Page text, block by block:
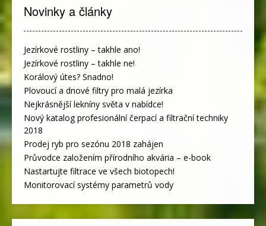
Novinky a články
Jezírkové rostliny – takhle ano!
Jezírkové rostliny – takhle ne!
Korálový útes? Snadno!
Plovoucí a dnové filtry pro malá jezírka
Nejkrásnější lekníny světa v nabídce!
Nový katalog profesionální čerpací a filtrační techniky
2018
Prodej ryb pro sezónu 2018 zahájen
Průvodce založením přírodního akvária – e-book
Nastartujte filtrace ve všech biotopech!
Monitorovací systémy parametrů vody